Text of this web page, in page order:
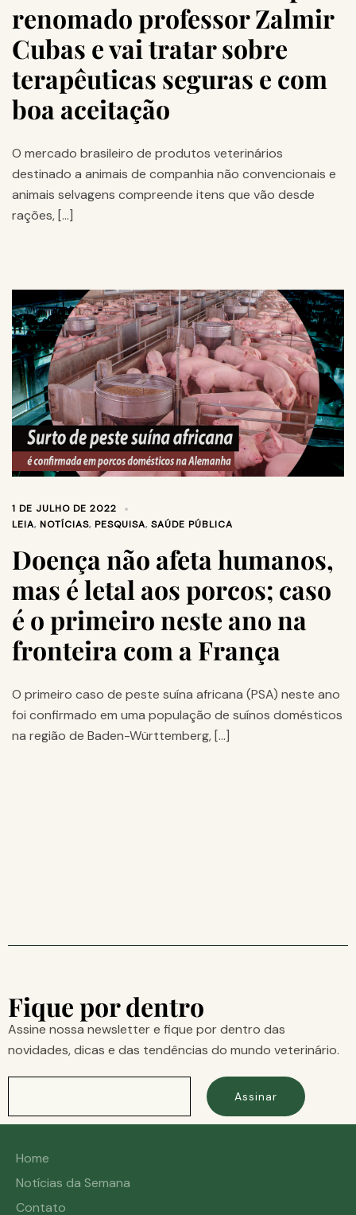
renomado professor Zalmir
Cubas e vai tratar sobre
terapêuticas seguras e com
boa aceitação
O mercado brasileiro de produtos veterinários
destinado a animais de companhia não convencionais e
animais selvagens compreende itens que vão desde
rações, […]
1 DE JULHO DE 2022
LEIA, NOTÍCIAS, PESQUISA, SAÚDE PÚBLICA
Doença não afeta humanos,
mas é letal aos porcos; caso
é o primeiro neste ano na
fronteira com a França
O primeiro caso de peste suína africana (PSA) neste ano
foi confirmado em uma população de suínos domésticos
na região de Baden-Württemberg, […]
Fique por dentro
Assine nossa newsletter e fique por dentro das
novidades, dicas e das tendências do mundo veterinário.
Assinar
Home
Notícias da Semana
Contato